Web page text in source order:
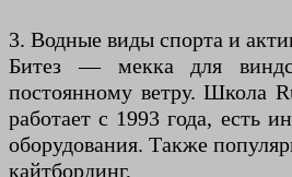
3. Водные виды спорта и
Битез — мекка для
постоянному ветру. Школа
работает с 1993 года, есть
оборудования. Также
кайтбординг,